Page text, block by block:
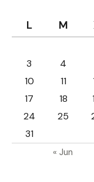
L M
« Jun
3
4
10
11
17
18
24
25
31